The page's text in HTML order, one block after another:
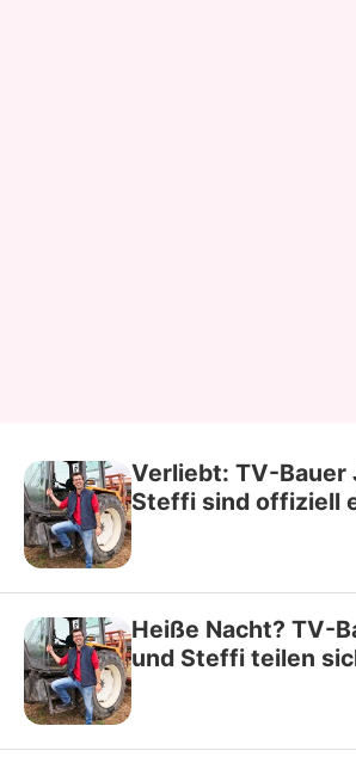
Verliebt: TV-Bauer
Steffi sind offiziell
Heiße Nacht? TV-
und Steffi teilen